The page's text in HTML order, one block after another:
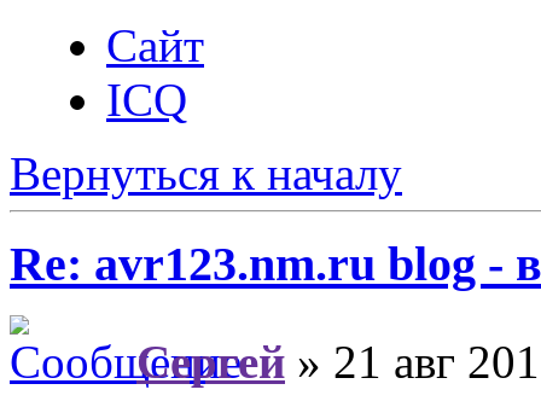
Сайт
ICQ
Вернуться к началу
Re: avr123.nm.ru blog -
Сергей » 21 авг